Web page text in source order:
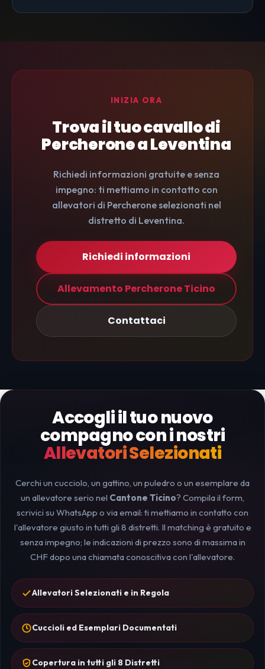
INIZIA ORA
Trova il tuo cavallo di
Percherone a Leventina
Richiedi informazioni gratuite e senza
impegno: ti mettiamo in contatto con
allevatori di Percherone selezionati nel
distretto di Leventina.
Richiedi informazioni
Allevamento Percherone Ticino
Contattaci
Accogli il tuo nuovo
compagno con i nostri
Allevatori Selezionati
Cerchi un cucciolo, un gattino, un puledro o un esemplare da
un allevatore serio nel Cantone Ticino? Compila il form,
scrivici su WhatsApp o via email: ti mettiamo in contatto con
l'allevatore giusto in tutti gli 8 distretti. Il matching è gratuito e
senza impegno; le indicazioni di prezzo sono di massima in
CHF dopo una chiamata conoscitiva con l'allevatore.
Allevatori Selezionati e in Regola
Cuccioli ed Esemplari Documentati
Copertura in tutti gli 8 Distretti